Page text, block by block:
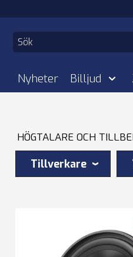
Nyheter Billjud
HÖGTALARE OCH
Tillverkare